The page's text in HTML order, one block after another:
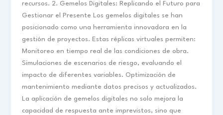
recursos. 2. Gemelos Digitales: Replicando el Futuro para
Gestionar el Presente Los gemelos digitales se han
posicionado como una herramienta innovadora en la
gestión de proyectos. Estas réplicas virtuales permiten:
Monitoreo en tiempo real de las condiciones de obra.
Simulaciones de escenarios de riesgo, evaluando el
impacto de diferentes variables. Optimización de
mantenimiento mediante datos precisos y actualizados.
La aplicación de gemelos digitales no solo mejora la
capacidad de respuesta ante imprevistos, sino que